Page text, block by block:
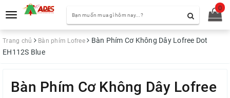
Toggle
navigation
0
Trang chủ Bàn phím Lofree
Bàn Phím Cơ Không Dây Lofree Dot
EH112S Blue
Bàn Phím Cơ Không Dây Lofree